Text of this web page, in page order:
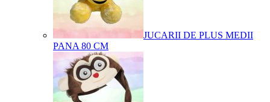
JUCARII DE PLUS MEDII
PANA 80 CM